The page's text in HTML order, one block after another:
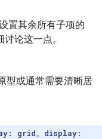
置其余所有子项的
讨论这一点。
型或通常需要清晰居
grid。
display: